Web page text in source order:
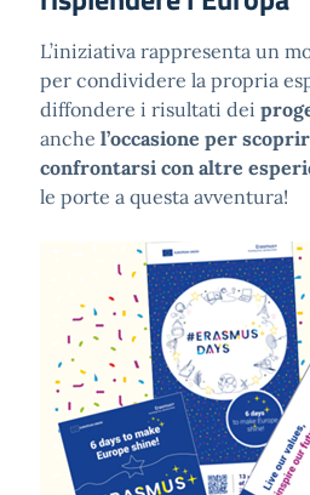
L’iniziativa rappresenta un
per condividere la propria
diffondere i risultati dei
anche l’occasione per
confrontarsi con altre
le porte a questa avventura!